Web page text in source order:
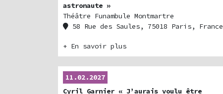
astronaute »
Théâtre Funambule Montmartre
58 Rue des Saules, 75018 Paris, France
+ En savoir plus
11.02.2027
Cyril Garnier « J’aurais voulu être